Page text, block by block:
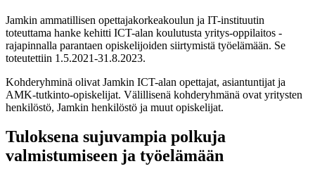
Jamkin ammatillisen opettajakorkeakoulun ja IT-instituutin
toteuttama hanke kehitti ICT-alan koulutusta yritys-oppilaitos -
rajapinnalla parantaen opiskelijoiden siirtymistä työelämään. Se
toteutettiin 1.5.2021-31.8.2023.
Kohderyhminä olivat Jamkin ICT-alan opettajat, asiantuntijat ja
AMK-tutkinto-opiskelijat. Välillisenä kohderyhmänä ovat yritysten
henkilöstö, Jamkin henkilöstö ja muut opiskelijat.
Tuloksena sujuvampia polkuja
valmistumiseen ja työelämään